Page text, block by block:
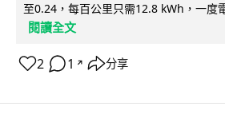
至0.24，每百公里只需12.8 kWh，一度
閱讀全文
2 1 ↗ 分享